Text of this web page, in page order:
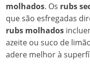
molhados. Os rubs
que são esfregadas
rubs molhados
azeite ou suco de
adere melhor à